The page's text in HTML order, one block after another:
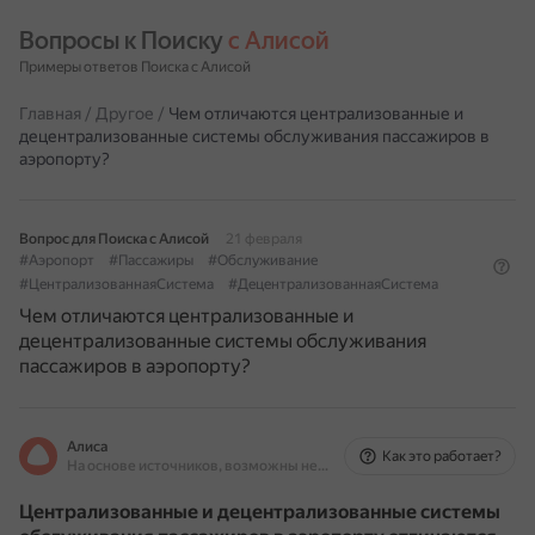
Вопросы к Поиску с Алисой
Примеры ответов Поиска с Алисой
Главная / Другое / Чем отличаются централизованные и
децентрализованные системы обслуживания пассажиров в
аэропорту?
Вопрос для Поиска с Алисой
21 февраля
#Аэропорт
#Пассажиры
#Обслуживание
#ЦентрализованнаяСистема
#ДецентрализованнаяСистема
Чем отличаются централизованные и
децентрализованные системы обслуживания
пассажиров в аэропорту?
Алиса
На основе источников, возможны неточности
Как это работает?
Централизованные и децентрализованные системы